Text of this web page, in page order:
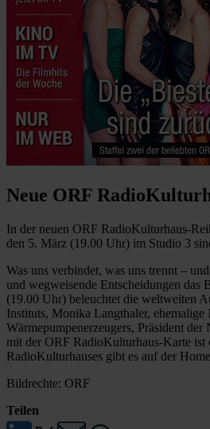
Neue ORF
In der neuen ORF RadioKulturhaus-
den 5. März (19.00 Uhr) im Studio 3
Was uns verbindet, was uns trennt –
und wegweisende Entscheidungen
(19.00 Uhr) beleuchtet die weltweiten
Instituts, Monika Langthaler,
Wärmepumpenerzeugers, Präsident
mit der ORF RadioKulturhaus-Karte ist
RadioKulturhauses gibt es auf der
Bildrechte: ORF
Teilen